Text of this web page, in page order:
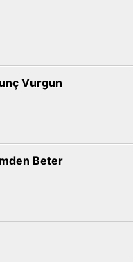
Vurgun
Beter